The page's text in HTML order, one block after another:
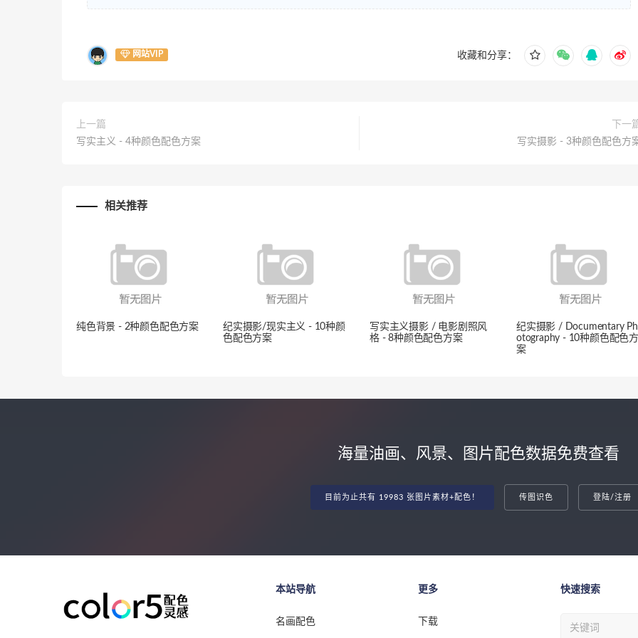
网站VIP 收藏和分享：
上一篇
写实主义 - 4种颜色配色方案
下一
写实摄影 - 3种颜色配色方
相关推荐
纯色背景 - 2种颜色配色方案
纪实摄影/现实主义 - 10种颜
色配色方案
写实主义摄影 / 电影剧照风
格 - 8种颜色配色方案
纪实摄影 / Documentary Ph
otography - 10种颜色配色
案
海量油画、风景、图片配色数据免费查看
目前为止共有 19983 张图片素材+配色！ 传图识色 登陆/注册
本站导航
名画配色
更多
下载
快速搜索